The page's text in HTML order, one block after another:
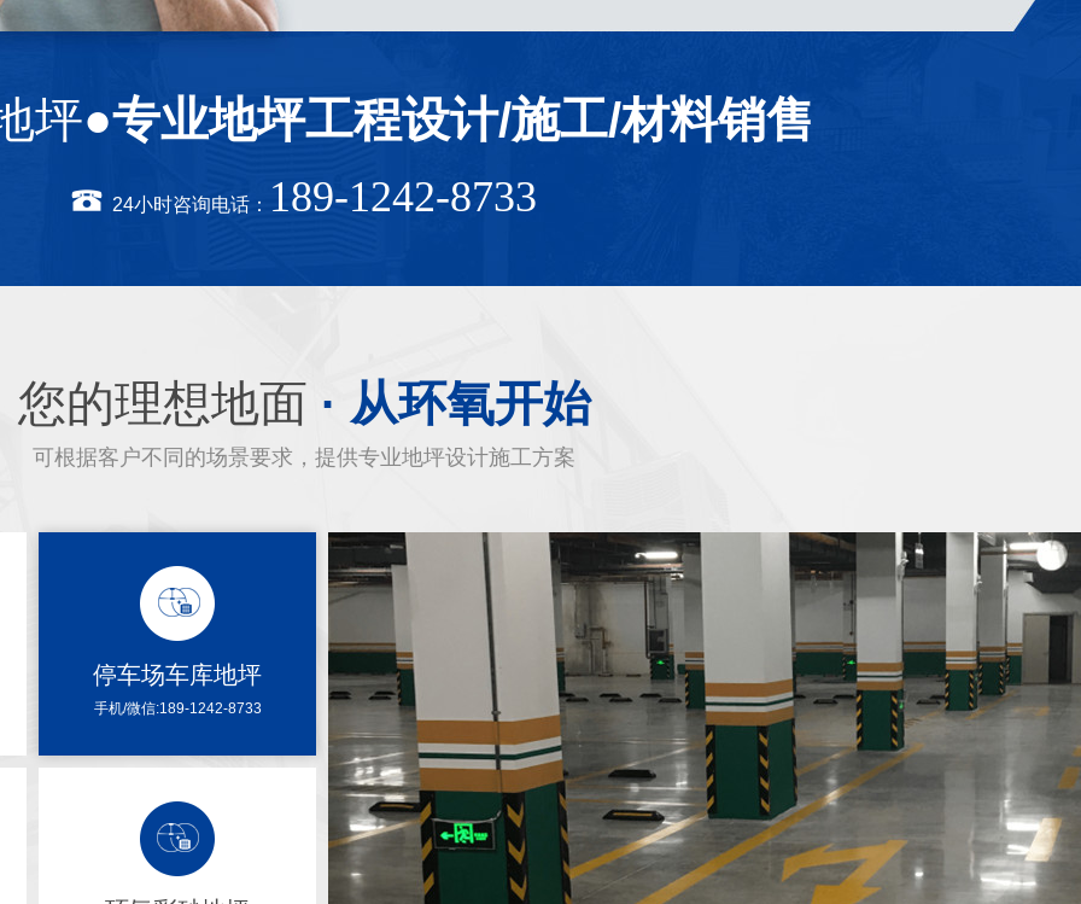
坪●专业地坪工程设计/施工/材料销售
24小时咨询电话： 189-1242-8733
您的理想地面 · 从环氧开始
可根据客户不同的场景要求，提供专业地坪设计施工方案
停车场车库地坪
手机/微信:189-1242-8733